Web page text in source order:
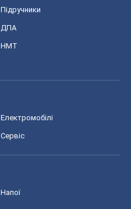
Підручники
ДПА
НМТ
Електромобілі
Сервіс
Напої